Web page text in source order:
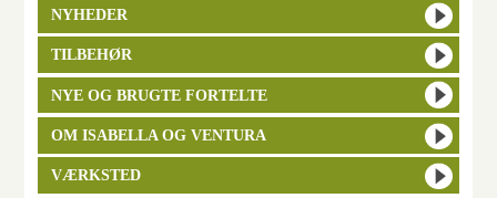
NYHEDER
TILBEHØR
NYE OG BRUGTE FORTELTE
OM ISABELLA OG VENTURA
VÆRKSTED